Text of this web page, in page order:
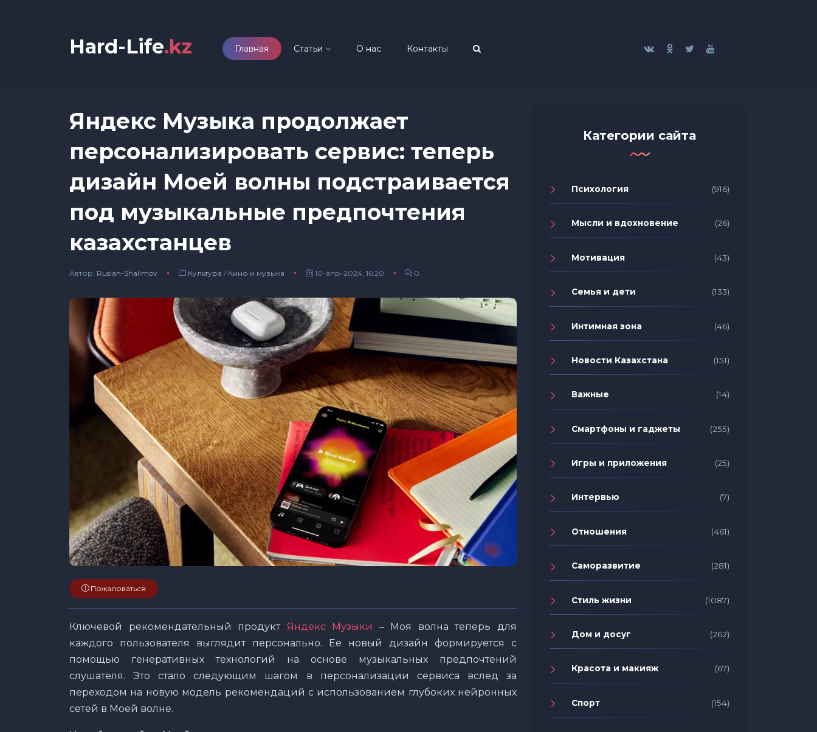
Hard-Life.kz Главная Статьи О нас Контакты
Яндекс Музыка продолжает
персонализировать сервис: теперь
дизайн Моей волны подстраивается
под музыкальные предпочтения
казахстанцев
Автор: Ruslan-Shalimov Культура / Кино и музыка 10-апр-2024, 16:20 0
Пожаловаться
Ключевой рекомендательный продукт Яндекс Музыки
– Моя волна теперь для
каждого пользователя выглядит персонально. Ее новый дизайн формируется с
помощью генеративных технологий на основе музыкальных предпочтений
слушателя. Это стало следующим шагом в персонализации сервиса вслед за
переходом на новую модель рекомендаций с использованием глубоких нейронных
сетей в Моей волне.
Категории сайта
Психология (916)
Мысли и вдохновение (26)
Мотивация (43)
Семья и дети (133)
Интимная зона (46)
Новости Казахстана (151)
Важные (14)
Смартфоны и гаджеты (255)
Игры и приложения (25)
Интервью (7)
Отношения (461)
Саморазвитие (281)
Стиль жизни (1087)
Дом и досуг (262)
Красота и макияж (67)
Спорт (154)